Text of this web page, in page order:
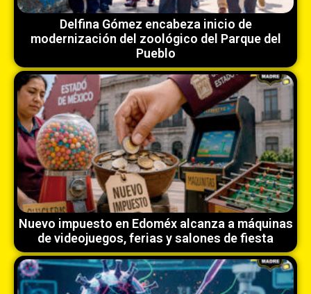
Delfina Gómez encabeza inicio de
modernización del zoológico del Parque del
Pueblo
Nuevo impuesto en Edoméx alcanza a máquinas
de videojuegos, ferias y salones de fiesta